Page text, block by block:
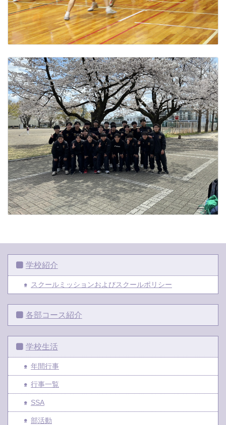
学校紹介
スクールミッションおよびスクールポリシー
各部コース紹介
学校生活
年間行事
行事一覧
SSA
部活動